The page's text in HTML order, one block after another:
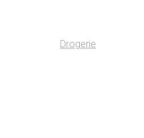
Drogerie